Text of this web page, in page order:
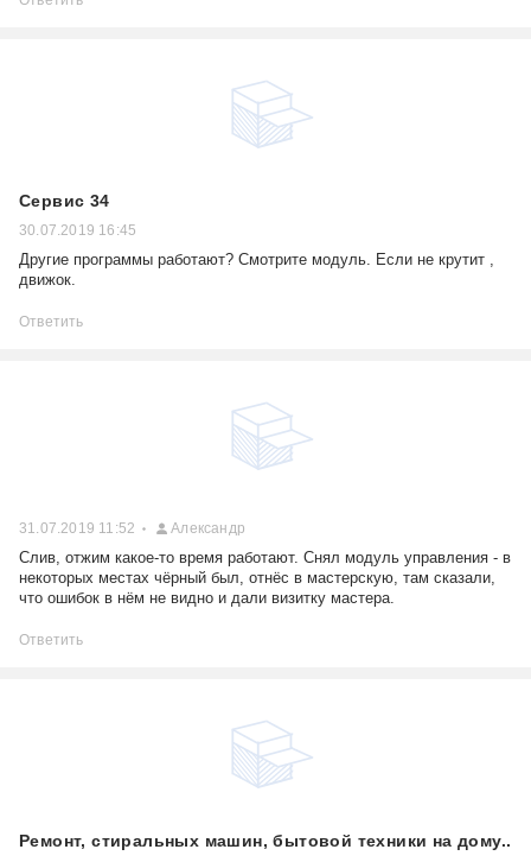
Сервис 34
30.07.2019 16:45
Другие программы работают? Смотрите модуль. Если не крутит ,
движок.
Ответить
31.07.2019 11:52 Александр
Слив, отжим какое-то время работают. Снял модуль управления - в
некоторых местах чёрный был, отнёс в мастерскую, там сказали,
что ошибок в нём не видно и дали визитку мастера.
Ответить
Ремонт, стиральных машин, бытовой техники на дому..